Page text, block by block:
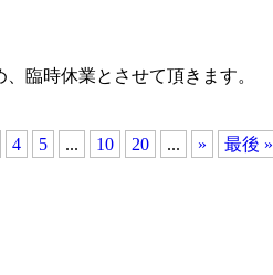
臨時休業とさせて頂きます。
4 5 ... 10 20 ... » 最後 »